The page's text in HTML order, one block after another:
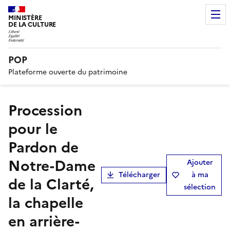
MINISTÈRE
DE LA CULTURE
POP
Plateforme ouverte du patrimoine
Procession
pour le
Pardon de
Notre-Dame
de la Clarté,
la chapelle
en arrière-
Télécharger
Ajouter
à ma
sélection